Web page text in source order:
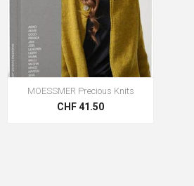
MOESSMER Precious Knits
CHF 41.50